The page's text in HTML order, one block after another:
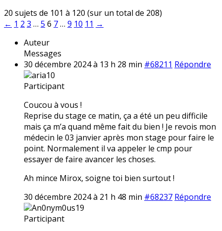
20 sujets de 101 à 120 (sur un total de 208)
← 1 2 3 … 5 6 7… 9 10 11 →
Auteur
Messages
30 décembre 2024 à 13 h 28 min #68211 Répondre
aria10
Participant
Coucou à vous !
Reprise du stage ce matin, ça a été un peu difficile
mais ça m’a quand même fait du bien ! Je revois mon
médecin le 03 janvier après mon stage pour faire le
point. Normalement il va appeler le cmp pour
essayer de faire avancer les choses.
Ah mince Mirox, soigne toi bien surtout !
30 décembre 2024 à 21 h 48 min #68237 Répondre
An0nym0us19
Participant